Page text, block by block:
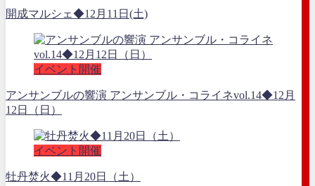
開成マルシェ◆12月11日(土)
イベント開催
アンサンブルの響演 アンサンブル・コライネvol.14◆12月
12日（日）
イベント開催
牡丹焚火◆11月20日（土）